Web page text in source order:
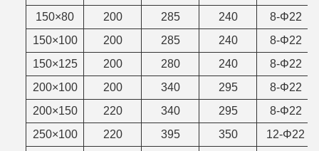
150×80
200 285 240
8-Φ22
150×100
200 285 240
8-Φ22
150×125
200 280 240
8-Φ22
200×100
200 340 295
8-Φ22
200×150
220 340 295
8-Φ22
250×100
220 395 350
12-Φ22